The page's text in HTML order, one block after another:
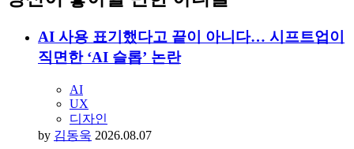
AI 사용 표기했다고 끝이 아니다… 시프트업이
직면한 ‘AI 슬롭’ 논란
AI
UX
디자인
by 김동욱 2026.08.07